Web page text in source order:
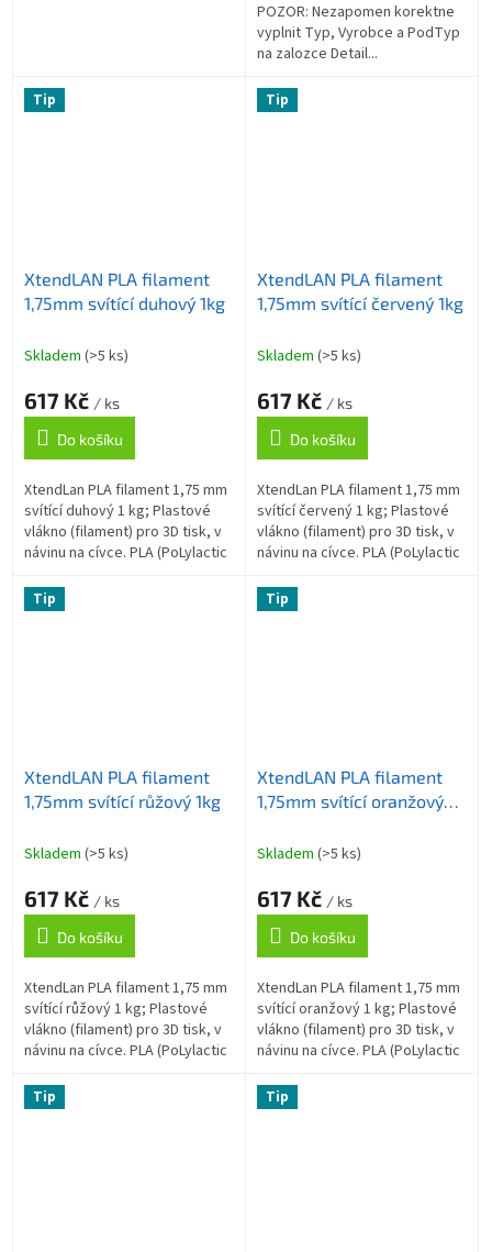
POZOR: Nezapomen korektne
vyplnit Typ, Vyrobce a PodTyp
na zalozce Detail...
Tip
XtendLAN PLA filament
1,75mm svítící duhový 1kg
Skladem (>5 ks)
617 Kč / ks
Do košíku
XtendLan PLA filament 1,75 mm
svítící duhový 1 kg; Plastové
vlákno (filament) pro 3D tisk, v
návinu na cívce. PLA (PoLylactic
nejpopulárnější 3D...
Tip
XtendLAN PLA filament
1,75mm svítící červený 1kg
Skladem (>5 ks)
617 Kč / ks
Do košíku
XtendLan PLA filament 1,75 mm
svítící červený 1 kg; Plastové
vlákno (filament) pro 3D tisk, v
návinu na cívce. PLA (PoLylactic
nejpopulárnější 3D...
Tip
XtendLAN PLA filament
1,75mm svítící růžový 1kg
Skladem (>5 ks)
617 Kč / ks
Do košíku
XtendLan PLA filament 1,75 mm
svítící růžový 1 kg; Plastové
vlákno (filament) pro 3D tisk, v
návinu na cívce. PLA (PoLylactic
nejpopulárnější 3D...
Tip
XtendLAN PLA filament
1,75mm svítící oranžový
Skladem (>5 ks)
617 Kč / ks
Do košíku
XtendLan PLA filament 1,75 mm
svítící oranžový 1 kg; Plastové
vlákno (filament) pro 3D tisk, v
návinu na cívce. PLA (PoLylactic
nejpopulárnější 3D...
Tip Tip